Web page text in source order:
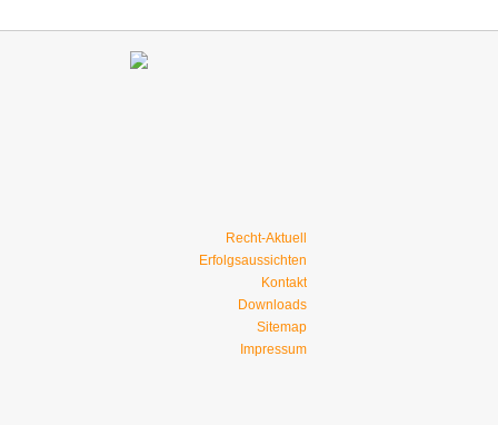
Recht-Aktuell
Erfolgsaussichten
Kontakt
Downloads
Sitemap
Impressum